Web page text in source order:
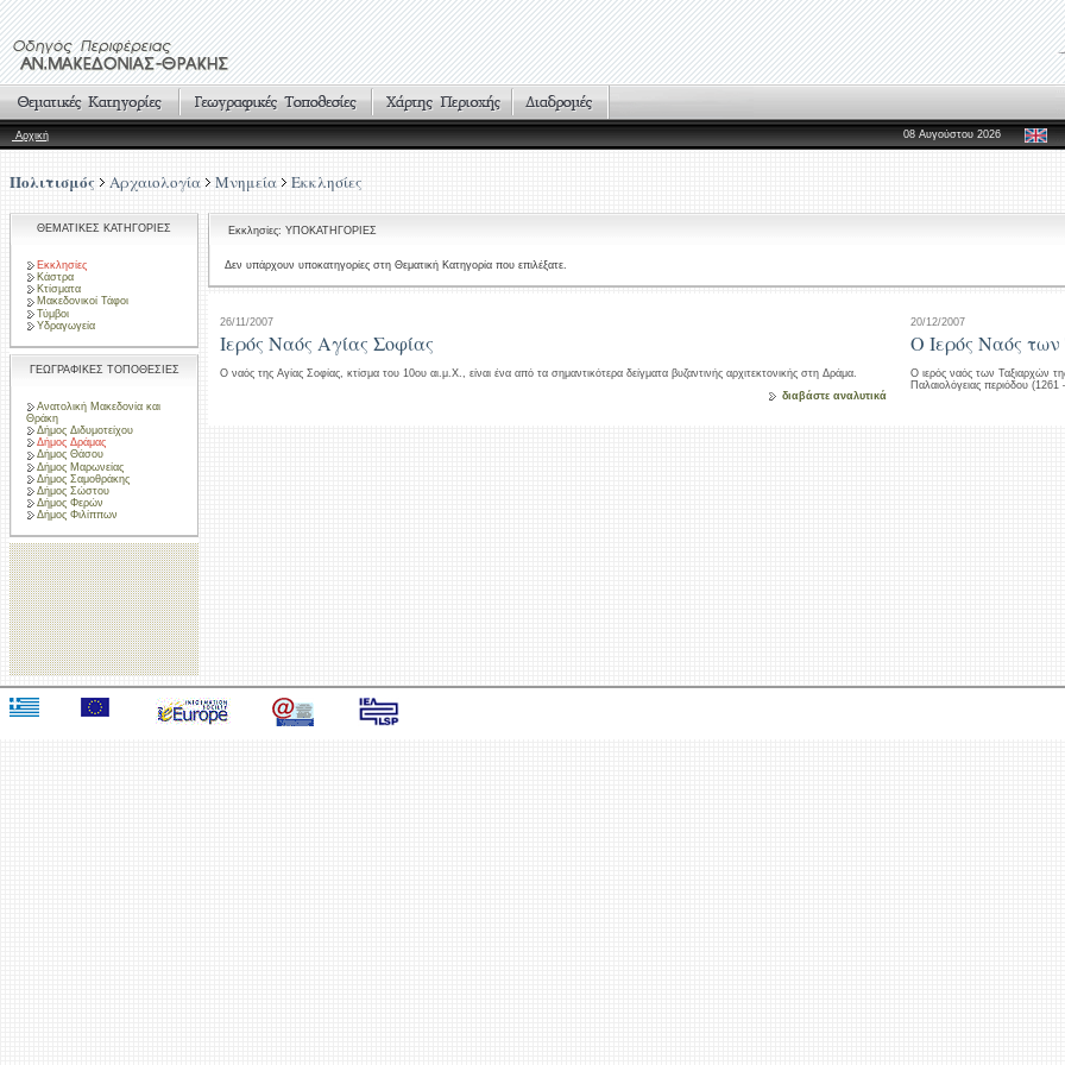
Αρχική 08 Αυγούστου 2026
Πολιτισμός Αρχαιολογία Μνημεία Εκκλησίες
ΘΕΜΑΤΙΚΕΣ ΚΑΤΗΓΟΡΙΕΣ
Εκκλησίες
Κάστρα
Κτίσματα
Μακεδονικοί Τάφοι
Τύμβοι
Υδραγωγεία
ΓΕΩΓΡΑΦΙΚΕΣ ΤΟΠΟΘΕΣΙΕΣ
Ανατολική Μακεδονία και
Θράκη
Δήμος Διδυμοτείχου
Δήμος Δράμας
Δήμος Θάσου
Δήμος Μαρωνείας
Δήμος Σαμοθράκης
Δήμος Σώστου
Δήμος Φερών
Δήμος Φιλίππων
Εκκλησίες: ΥΠΟΚΑΤΗΓΟΡΙΕΣ
Δεν υπάρχουν υποκατηγορίες στη Θεματική Κατηγορία που επιλέξατε.
26/11/2007
Ιερός Ναός Αγίας Σοφίας
Ο ναός της Αγίας Σοφίας, κτίσμα του 10ου αι.μ.Χ., είναι ένα από τα σημαντικότερα δείγματα βυζαντινής αρχιτεκτονικής στη Δράμα.
διαβάστε αναλυτικά
20/12/2007
Ο Ιερός Ναός
Ο ιερός ναός των Ταξιαρχών
Παλαιολόγειας περιόδου